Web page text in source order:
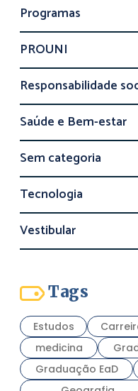
Programas
PROUNI
Responsabilidade
Saúde e Bem-estar
Sem categoria
Tecnologia
Vestibular
Tags
Estudos
medicina
Graduação EaD